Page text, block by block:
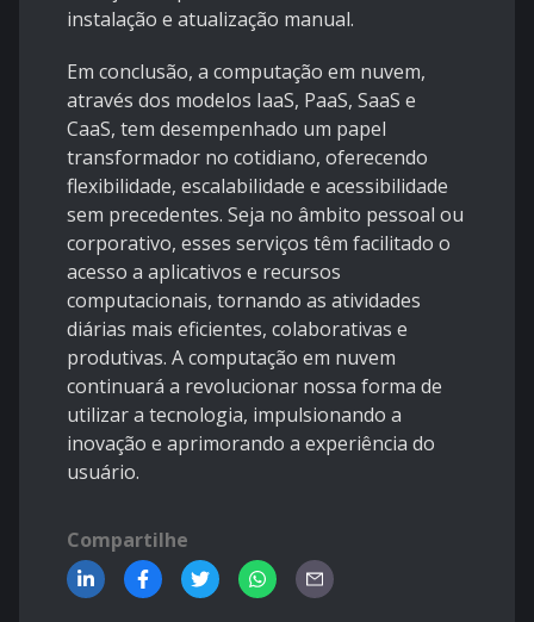
instalação e atualização manual.
Em conclusão, a computação em nuvem,
através dos modelos IaaS, PaaS, SaaS e
CaaS, tem desempenhado um papel
transformador no cotidiano, oferecendo
flexibilidade, escalabilidade e acessibilidade
sem precedentes. Seja no âmbito pessoal ou
corporativo, esses serviços têm facilitado o
acesso a aplicativos e recursos
computacionais, tornando as atividades
diárias mais eficientes, colaborativas e
produtivas. A computação em nuvem
continuará a revolucionar nossa forma de
utilizar a tecnologia, impulsionando a
inovação e aprimorando a experiência do
usuário.
Compartilhe